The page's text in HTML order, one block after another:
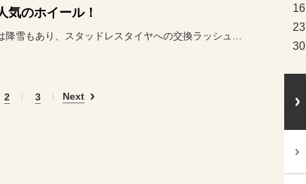
気のホイール！
2 3 Next
16
23
30